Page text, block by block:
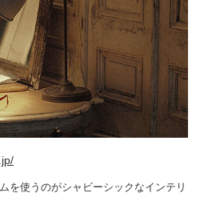
を使うのがシャビーシックなインテリ